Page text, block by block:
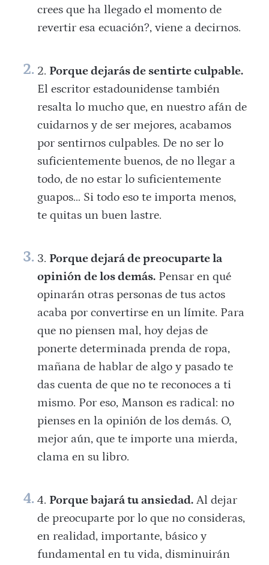
crees que ha llegado el momento de
revertir esa ecuación?, viene a decirnos.
Porque dejarás de sentirte culpable.
El escritor estadounidense también
resalta lo mucho que, en nuestro afán de
cuidarnos y de ser mejores, acabamos
por sentirnos culpables. De no ser lo
suficientemente buenos, de no llegar a
todo, de no estar lo suficientemente
guapos… Si todo eso te importa menos,
te quitas un buen lastre.
Porque dejará de preocuparte la
opinión de los demás.Pensar en qué
opinarán otras personas de tus actos
acaba por convertirse en un límite. Para
que no piensen mal, hoy dejas de
ponerte determinada prenda de ropa,
mañana de hablar de algo y pasado te
das cuenta de que no te reconoces a ti
mismo. Por eso, Manson es radical: no
pienses en la opinión de los demás. O,
mejor aún, que te importe una mierda,
clama en su libro.
Porque bajará tu ansiedad.Al dejar
de preocuparte por lo que no consideras,
en realidad, importante, básico y
fundamental en tu vida, disminuirán